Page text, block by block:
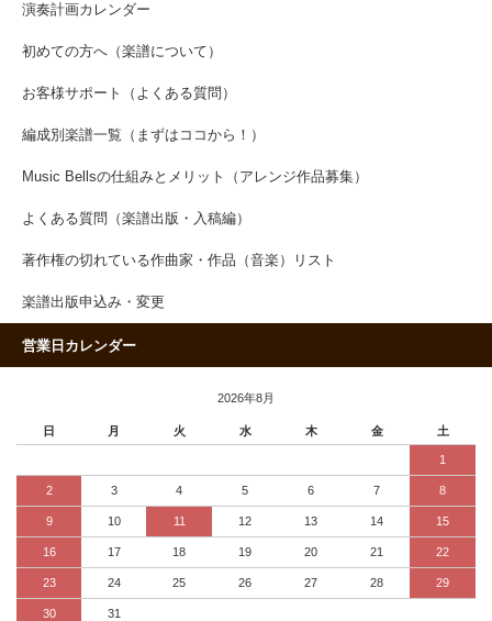
演奏計画カレンダー
初めての方へ（楽譜について）
お客様サポート（よくある質問）
編成別楽譜一覧（まずはココから！）
Music Bellsの仕組みとメリット（アレンジ作品募集）
よくある質問（楽譜出版・入稿編）
著作権の切れている作曲家・作品（音楽）リスト
楽譜出版申込み・変更
営業日カレンダー
2026年8月
日 月 火 水 木 金 土
1
2 3 4 5 6 7 8
9 10 11 12 13 14 15
16 17 18 19 20 21 22
23 24 25 26 27 28 29
30 31